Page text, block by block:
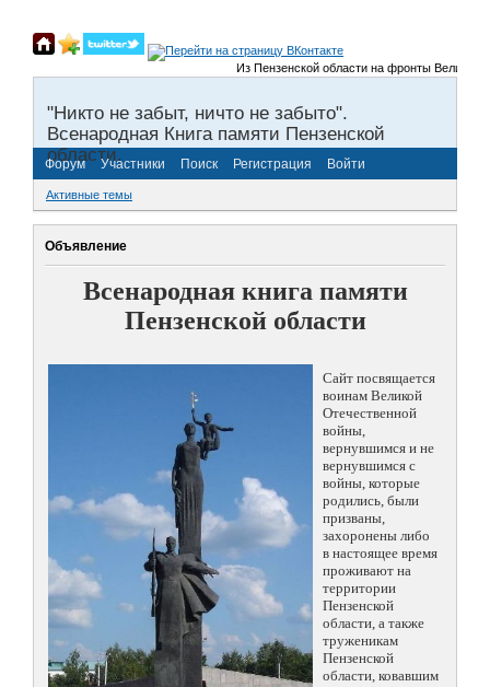
Из Пензенской области на фронты Великой
"Никто не забыт, ничто не забыто".
Всенародная Книга памяти Пензенской
области.
Форум Участники Поиск Регистрация Войти
Активные темы
Объявление
Всенародная книга памяти
Пензенской области
Сайт посвящается
воинам Великой
Отечественной
войны,
вернувшимся и не
вернувшимся с
войны, которые
родились, были
призваны,
захоронены либо
в настоящее время
проживают на
территории
Пензенской
области, а также
труженикам
Пензенской
области, ковавшим